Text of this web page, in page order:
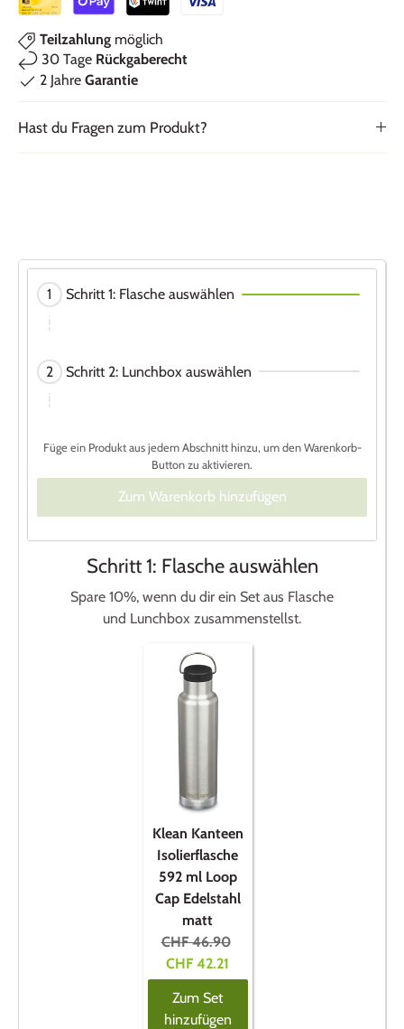
Teilzahlung möglich
30 Tage Rückgaberecht
2 Jahre Garantie
Hast du Fragen zum Produkt?
Schritt 1: Flasche auswählen
Spare 10%, wenn du dir ein Set aus Flasche
und Lunchbox zusammenstellst.
Klean Kanteen
Isolierflasche
592 ml Loop
Cap Edelstahl
matt
Original
price:
CHF 46.90
CHF 42.21
Zum Set
hinzufügen
element
Activating
this
element
cause
content
the
page
to
1 Schritt 1: Flasche auswählen
Activating
this
element
cause
the
page
updated.
2 Schritt 2: Lunchbox auswählen
Füge ein Produkt aus jedem Abschnitt hinzu, um den Warenkorb-
Button zu aktivieren.
Zum Warenkorb hinzufügen